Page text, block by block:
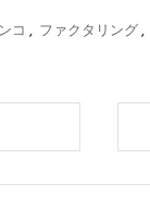
コ , ファクタリング,